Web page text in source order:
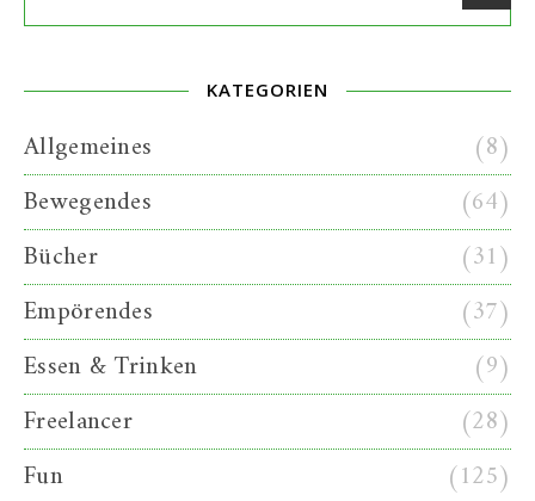
KATEGORIEN
Allgemeines
(8)
Bewegendes
(64)
Bücher
(31)
Empörendes
(37)
Essen & Trinken
(9)
Freelancer
(28)
Fun
(125)